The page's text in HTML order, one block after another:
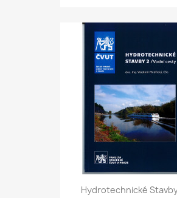
Hydrotechnické